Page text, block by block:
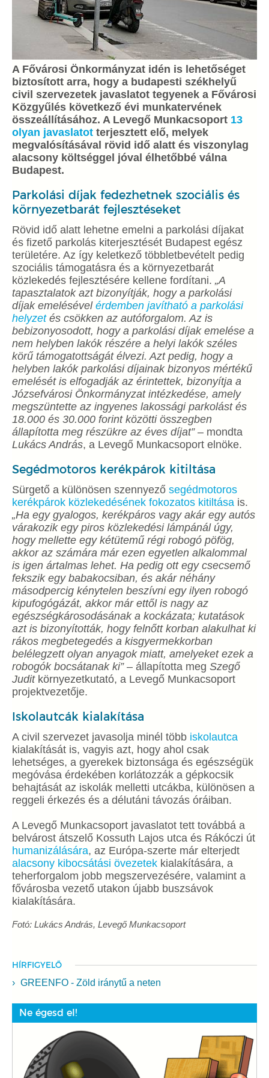
A Fővárosi Önkormányzat idén is lehetőséget
biztosított arra, hogy a budapesti székhelyű
civil szervezetek javaslatot tegyenek a Fővárosi
Közgyűlés következő évi munkatervének
összeállításához. A Levegő Munkacsoport 13
olyan javaslatot terjesztett elő, melyek
megvalósításával rövid idő alatt és viszonylag
alacsony költséggel jóval élhetőbbé válna
Budapest.
Parkolási díjak fedezhetnek szociális és
környezetbarát fejlesztéseket
Rövid idő alatt lehetne emelni a parkolási díjakat
és fizető parkolás kiterjesztését Budapest egész
területére. Az így keletkező többletbevételt pedig
szociális támogatásra és a környezetbarát
közlekedés fejlesztésére kellene fordítani. „A
tapasztalatok azt bizonyítják, hogy a parkolási
díjak emelésével érdemben javítható a parkolási
helyzetés csökken az autóforgalom. Az is
bebizonyosodott, hogy a parkolási díjak emelése a
nem helyben lakók részére a helyi lakók széles
körű támogatottságát élvezi. Azt pedig, hogy a
helyben lakók parkolási díjainak bizonyos mértékű
emelését is elfogadják az érintettek, bizonyítja a
Józsefvárosi Önkormányzat intézkedése, amely
megszüntette az ingyenes lakossági parkolást és
18.000 és 30.000 forint közötti összegben
állapította meg részükre az éves díjat”– mondta
Lukács András, a Levegő Munkacsoport elnöke.
Segédmotoros kerékpárok kitiltása
Sürgető a különösen szennyező segédmotoros
kerékpárok közlekedésének fokozatos kitiltása is.
„Ha egy gyalogos, kerékpáros vagy akár egy autós
várakozik egy piros közlekedési lámpánál úgy,
hogy mellette egy kétütemű régi robogó pöfög,
akkor az számára már ezen egyetlen alkalommal
is igen ártalmas lehet. Ha pedig ott egy csecsemő
fekszik egy babakocsiban, és akár néhány
másodpercig kénytelen beszívni egy ilyen robogó
kipufogógázát, akkor már ettől is nagy az
egészségkárosodásának a kockázata; kutatások
azt is bizonyították, hogy felnőtt korban alakulhat ki
rákos megbetegedés a kisgyermekkorban
belélegzett olyan anyagok miatt, amelyeket ezek a
robogók bocsátanak ki”– állapította meg Szegő
Juditkörnyezetkutató, a Levegő Munkacsoport
projektvezetője.
Iskolautcák kialakítása
A civil szervezet javasolja minél több iskolautca
kialakítását is, vagyis azt, hogy ahol csak
lehetséges, a gyerekek biztonsága és egészségük
megóvása érdekében korlátozzák a gépkocsik
behajtását az iskolák melletti utcákba, különösen a
reggeli érkezés és a délutáni távozás óráiban.
A Levegő Munkacsoport javaslatot tett továbbá a
belvárost átszelő Kossuth Lajos utca és Rákóczi út
humanizálására, az Európa-szerte már elterjedt
alacsony kibocsátási övezetek kialakítására, a
teherforgalom jobb megszervezésére, valamint a
fővárosba vezető utakon újabb buszsávok
kialakítására.
Fotó: Lukács András, Levegő Munkacsoport
HÍRFIGYELŐ
GREENFO - Zöld iránytű a neten
Ne égesd el!